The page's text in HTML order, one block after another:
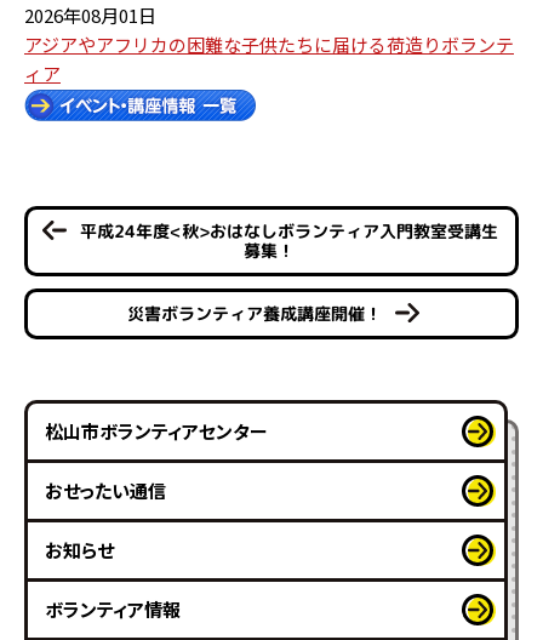
2026年08月01日
アジアやアフリカの困難な子供たちに届ける荷造りボランテ
ィア
平成24年度<秋>おはなしボランティア入門教室受講生
募集！
災害ボランティア養成講座開催！
松山市ボランティアセンター
おせったい通信
お知らせ
ボランティア情報